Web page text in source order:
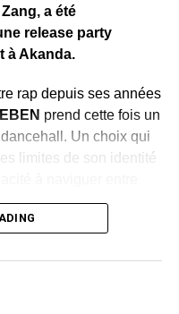
a été
release party
à Akanda.
rap depuis ses années
prend cette fois un
Un choix qui
limites de son identité
évolution avec une
et ambiance